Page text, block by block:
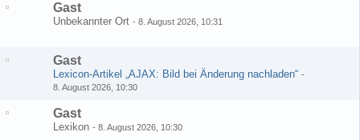
Gast
Unbekannter Ort - 8. August 2026, 10:31
Gast
Lexicon-Artikel „AJAX: Bild bei Änderung nachladen“ -
8. August 2026, 10:30
Gast
Lexikon - 8. August 2026, 10:30